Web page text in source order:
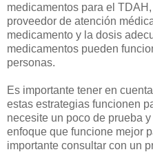
medicamentos para el
proveedor de atención
medicamento y la dosis
medicamentos pueden
personas.
Es importante tener en
estas estrategias funcionen
necesite un poco de prueba
enfoque que funcione mejor
importante consultar con un